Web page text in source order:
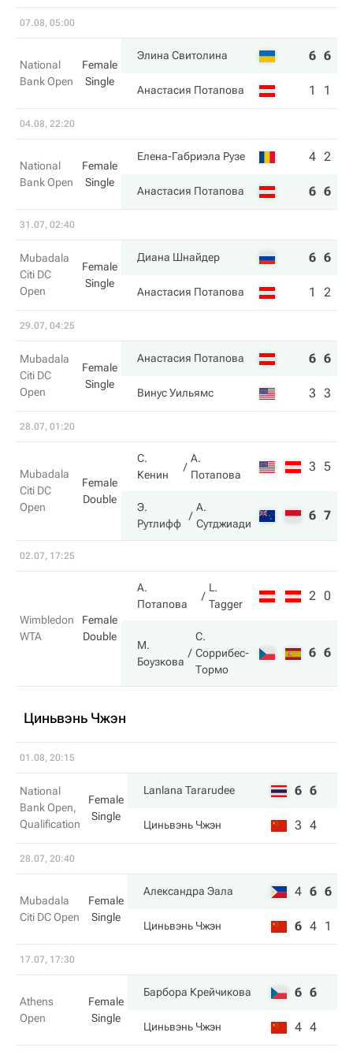
07.08, 05:00
National
Bank Open
Female
Single
Элина Свитолина 6 6
Анастасия Потапова 1 1
04.08, 22:20
National
Bank Open
Female
Single
Елена-Габриэла Рузе 4 2
Анастасия Потапова 6 6
31.07, 02:40
Mubadala
Citi DC
Open
Female
Single
Диана Шнайдер 6 6
Анастасия Потапова 1 2
29.07, 04:25
Mubadala
Citi DC
Open
Female
Single
Анастасия Потапова 6 6
Винус Уильямс 3 3
28.07, 01:20
Mubadala
Citi DC
Open
Female
Double
С.
Кенин
А.
Потапова
3 5
Э.
Рутлифф
А.
Сутджиади
6 7
02.07, 17:25
Wimbledon
WTA
Female
Double
А.
Потапова
L.
Tagger
2 0
М.
Боузкова
С.
Соррибес-
Тормо
6 6
Циньвэнь Чжэн
01.08, 20:15
National
Bank Open,
Qualification
Female
Single
Lanlana Tararudee 6 6
Циньвэнь Чжэн 3 4
28.07, 20:40
Mubadala
Citi DC Open
Female
Single
Александра Эала 4 6 6
Циньвэнь Чжэн 6 4 1
17.07, 17:30
Athens
Open
Female
Single
Барбора Крейчикова 6 6
Циньвэнь Чжэн 4 4